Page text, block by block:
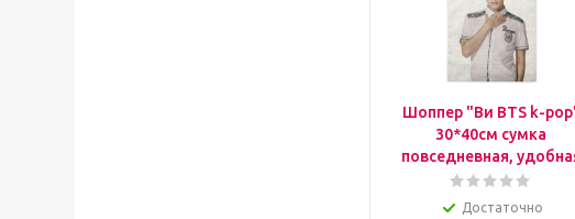
Шоппер "Ви BTS k-
30*40см сумка
повседневная,
Достаточно